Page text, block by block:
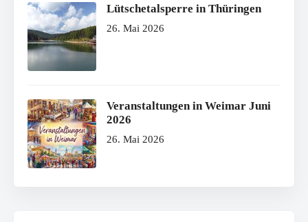
Lütschetalsperre in Thüringen
26. Mai 2026
Veranstaltungen in Weimar Juni
2026
26. Mai 2026